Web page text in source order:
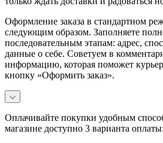
Оформление заказа в стандартном
следующим образом. Заполняете
последовательным этапам: адрес,
данные о себе. Советуем в
информацию, которая поможет
кнопку «Оформить заказ».
Оплачивайте покупки удобным
магазине доступно 3 варианта оплаты: